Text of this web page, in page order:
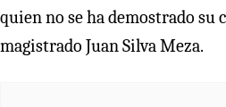
quien no se ha demostrado su
magistrado Juan Silva Meza.